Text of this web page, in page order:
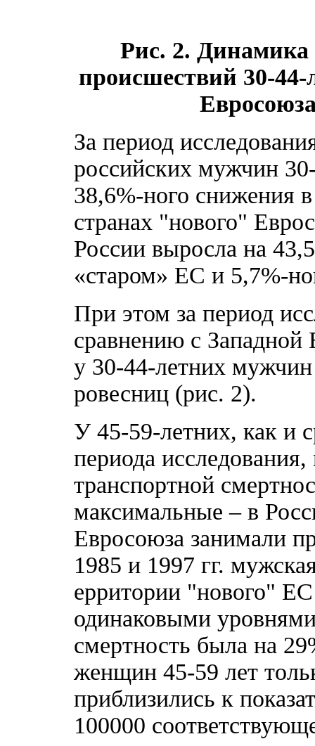
Рис. 2. Динамика
происшествий 30-44-
За период
российских мужчин
38,6%-ного снижения
странах "нового"
России выросла на
«старом» ЕС и 5,7%-
При этом за период
сравнению с Западной
у 30-44-летних
ровесниц (рис. 2).
У 45-59-летних, как и
периода
транспортной
максимальные – в
Евросоюза занимали
1985 и 1997 гг.
ерритории "нового" ЕС
одинаковыми
смертность была на
женщин 45-59 лет
приблизились к
100000